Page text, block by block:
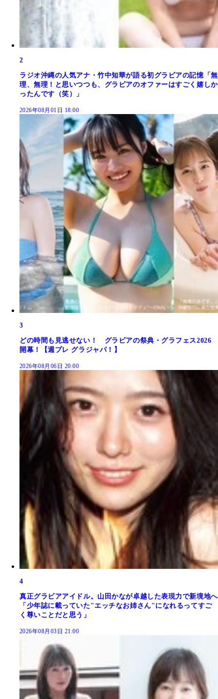
2
ラジオ沖縄の人気アナ・竹中知華が語る初グラビアの記憶「無
理、無理！と思いつつも、グラビアのオファーはすごく嬉しか
ったんです（笑）」
2026年08月01日 18:00
3
どの時間も見逃せない！ グラビアの祭典・グラフェス2026
開幕！【週プレ グラジャパ！】
2026年08月06日 20:00
4
真正グラビアアイドル。山田かなが卓越した表現力で新境地へ
「少年誌に載っていた"エッチなお姉さん"になれるってすご
く尊いことだと思う」
2026年08月03日 21:00